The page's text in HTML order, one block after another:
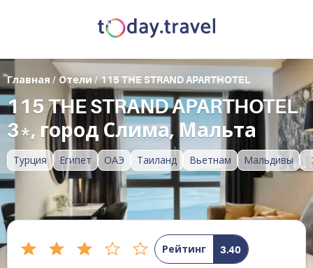
Турция Египет ОАЭ Таиланд Вьетнам Мальдивы
Главная / Отели/ 115 THE STRAND APARTHOTEL
115 THE STRAND APARTHOTEL
3*, город Слима, Мальта
Рейтинг 3.40